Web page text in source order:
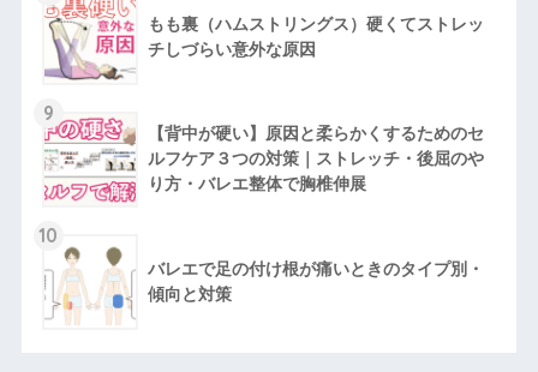
もも裏（ハムストリングス）硬くてストレッ
チしづらい意外な原因
9
【背中が硬い】原因と柔らかくするためのセ
ルフケア３つの対策｜ストレッチ・後屈のや
り方・バレエ整体で胸椎伸展
10
バレエで足の付け根が痛いときのタイプ別・
傾向と対策